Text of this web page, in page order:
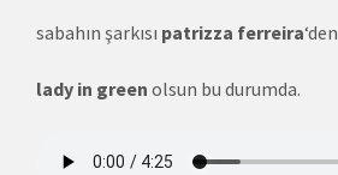
sabahın şarkısı patrizza ferreira‘den
lady in green olsun bu durumda.